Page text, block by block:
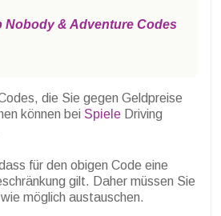
Nobody & Adventure Codes
die Sie gegen Geldpreise
können bei Spiele Driving
für den obigen Code eine
gilt. Daher müssen Sie
möglich austauschen.